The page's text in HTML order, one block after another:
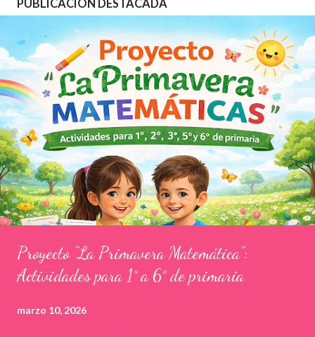
PUBLICACIÓN DESTACADA
Proyecto “La Primavera Matemática”:
Actividades para 1° a 6° de primaria
marzo 10, 2026